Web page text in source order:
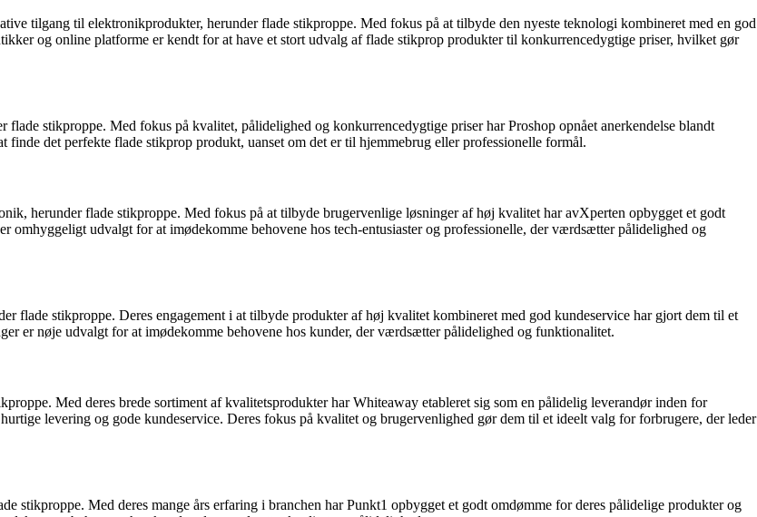
tilgang til elektronikprodukter, herunder flade stikproppe. Med fokus på at tilbyde den nyeste teknologi kombineret med en god
og online platforme er kendt for at have et stort udvalg af flade stikprop produkter til konkurrencedygtige priser, hvilket gør
stikproppe. Med fokus på kvalitet, pålidelighed og konkurrencedygtige priser har Proshop opnået anerkendelse blandt
det perfekte flade stikprop produkt, uanset om det er til hjemmebrug eller professionelle formål.
herunder flade stikproppe. Med fokus på at tilbyde brugervenlige løsninger af høj kvalitet har avXperten opbygget et godt
omhyggeligt udvalgt for at imødekomme behovene hos tech-entusiaster og professionelle, der værdsætter pålidelighed og
flade stikproppe. Deres engagement i at tilbyde produkter af høj kvalitet kombineret med god kundeservice har gjort dem til et
er nøje udvalgt for at imødekomme behovene hos kunder, der værdsætter pålidelighed og funktionalitet.
Med deres brede sortiment af kvalitetsprodukter har Whiteaway etableret sig som en pålidelig leverandør inden for
levering og gode kundeservice. Deres fokus på kvalitet og brugervenlighed gør dem til et ideelt valg for forbrugere, der leder
stikproppe. Med deres mange års erfaring i branchen har Punkt1 opbygget et godt omdømme for deres pålidelige produkter og